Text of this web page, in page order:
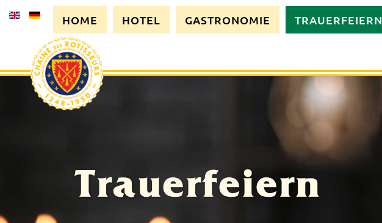
HOME HOTEL GASTRONOMIE TRAUERFEIERN
Trauerfeiern